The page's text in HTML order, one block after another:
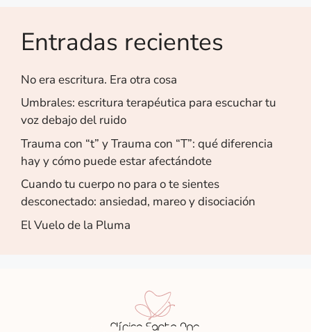
Entradas recientes
No era escritura. Era otra cosa
Umbrales: escritura terapéutica para escuchar tu
voz debajo del ruido
Trauma con “t” y Trauma con “T”: qué diferencia
hay y cómo puede estar afectándote
Cuando tu cuerpo no para o te sientes
desconectado: ansiedad, mareo y disociación
El Vuelo de la Pluma